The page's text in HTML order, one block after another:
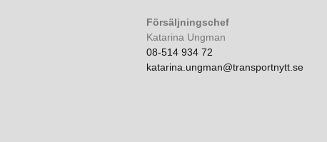
Försäljningschef
Katarina Ungman
08-514 934 72
katarina.ungman@transportnytt.se